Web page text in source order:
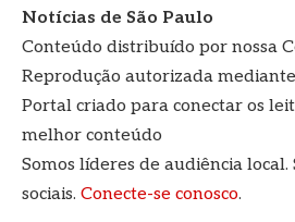
Notícias de São Paulo
Conteúdo distribuído por nossa
Reprodução autorizada
Portal criado para conectar os
melhor conteúdo
Somos líderes de audiência local.
sociais. Conecte-se conosco.